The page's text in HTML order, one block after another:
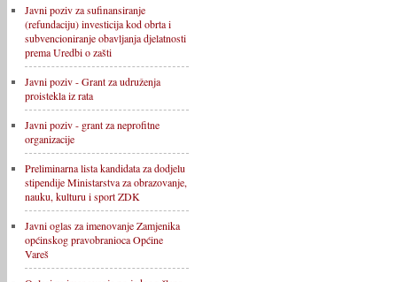
Javni poziv za sufinansiranje
(refundaciju) investicija kod obrta i
subvencioniranje obavljanja djelatnosti
prema Uredbi o zašti
Javni poziv - Grant za udruženja
proistekla iz rata
Javni poziv - grant za neprofitne
organizacije
Preliminarna lista kandidata za dodjelu
stipendije Ministarstva za obrazovanje,
nauku, kulturu i sport ZDK
Javni oglas za imenovanje Zamjenika
općinskog pravobranioca Općine
Vareš